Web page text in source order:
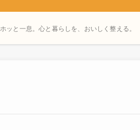
ホッと一息。心と暮らしを、おいしく整える。